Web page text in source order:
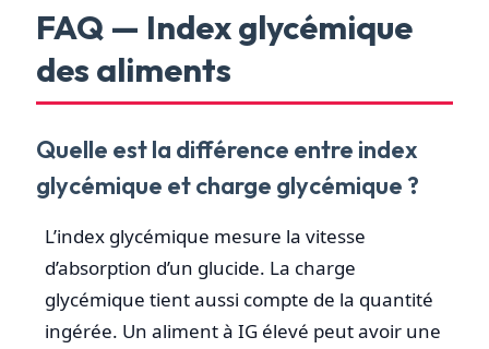
FAQ — Index glycémique
des aliments
Quelle est la différence entre index
glycémique et charge glycémique ?
L’index glycémique mesure la vitesse
d’absorption d’un glucide. La charge
glycémique tient aussi compte de la quantité
ingérée. Un aliment à IG élevé peut avoir une